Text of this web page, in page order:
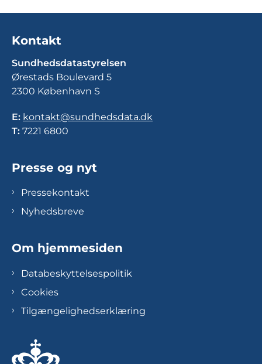
Kontakt
Sundhedsdatastyrelsen
Ørestads Boulevard 5
2300 København S
E: kontakt@sundhedsdata.dk
T: 7221 6800
Presse og nyt
Pressekontakt
Nyhedsbreve
Om hjemmesiden
Databeskyttelsespolitik
Cookies
Tilgængelighedserklæring